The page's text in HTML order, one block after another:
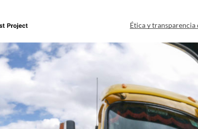
Ética y